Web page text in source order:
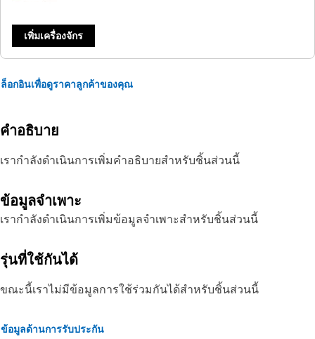
เพิ่มเครื่องจักร
ล็อกอินเพื่อดูราคาลูกค้าของคุณ
คำอธิบาย
เรากำลังดำเนินการเพิ่มคำอธิบายสำหรับชิ้นส่วนนี้
ข้อมูลจำเพาะ
เรากำลังดำเนินการเพิ่มข้อมูลจำเพาะสำหรับชิ้นส่วนนี้
รุ่นที่ใช้กันได้
ขณะนี้เราไม่มีข้อมูลการใช้ร่วมกันได้สำหรับชิ้นส่วนนี้
ข้อมูลด้านการรับประกัน